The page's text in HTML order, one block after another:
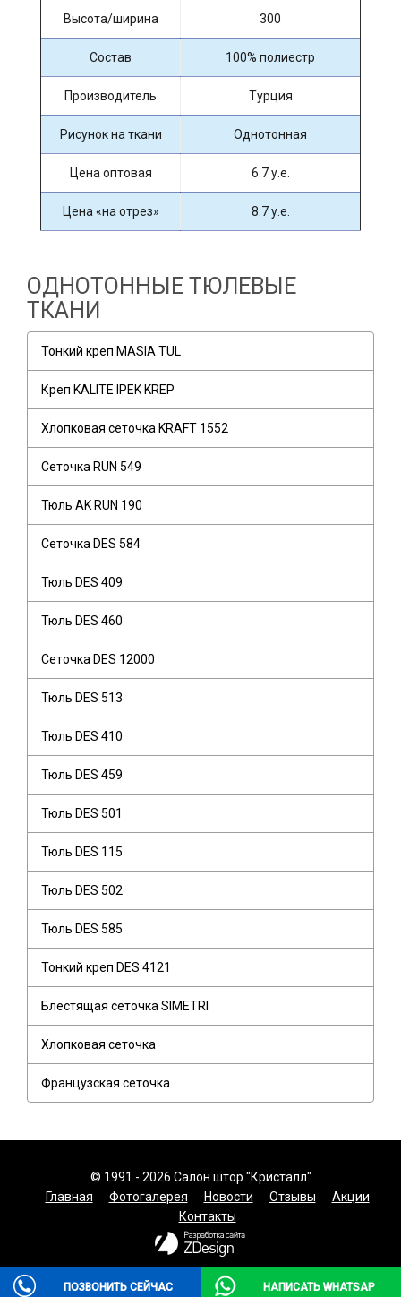
Высота/ширина 300
Состав 100% полиестр
Производитель Турция
Рисунок на ткани Однотонная
Цена оптовая 6.7 у.е.
Цена «на отрез» 8.7 у.е.
ОДНОТОННЫЕ ТЮЛЕВЫЕ
ТКАНИ
Тонкий креп MASIA TUL
Креп KALITE IPEK KREP
Хлопковая сеточка KRAFT 1552
Сеточка RUN 549
Тюль AK RUN 190
Сеточка DES 584
Тюль DES 409
Тюль DES 460
Сеточка DES 12000
Тюль DES 513
Тюль DES 410
Тюль DES 459
Тюль DES 501
Тюль DES 115
Тюль DES 502
Тюль DES 585
Тонкий креп DES 4121
Блестящая сеточка SIMETRI
Хлопковая сеточка
Французская сеточка
© 1991 - 2026 Салон штор "Кристалл"
Главная
Фотогалерея Новости Отзывы
Акции
Контакты
ПОЗВОНИТЬ СЕЙЧАС НАПИСАТЬ WHATSAP